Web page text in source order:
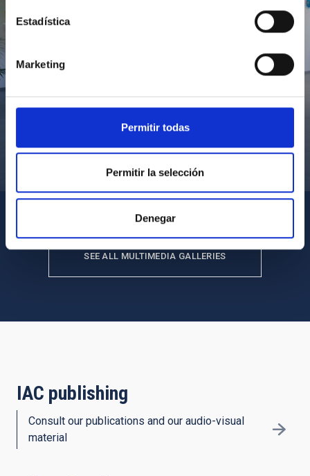
Estadística
Marketing
Permitir todas
Permitir la selección
Denegar
Visita del Presidente de Canarias al IACTEC
SEE ALL MULTIMEDIA GALLERIES
IAC publishing
Consult our publications and our audio-visual
material